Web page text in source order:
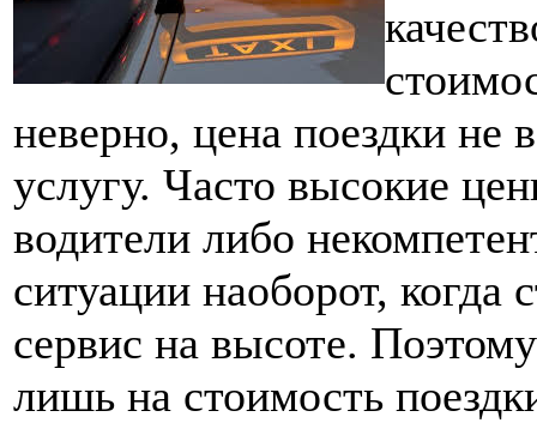
неверно, цена поездки не
услугу. Часто высокие
водители либо
ситуации наоборот, когда
сервис на высоте.
лишь на стоимость